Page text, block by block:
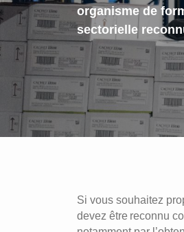
organisme de
sectorielle
Si vous souhaitez
devez être reconnu